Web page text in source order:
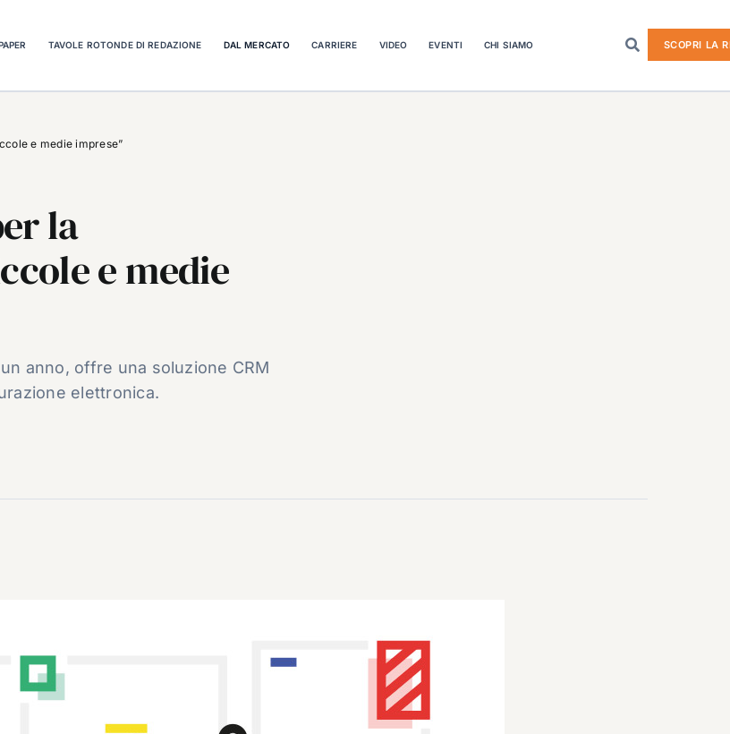
TAVOLE ROTONDE DI REDAZIONE DAL MERCATO CARRIERE VIDEO EVENTI CHI SIAMO SCOPRI LA
e medie imprese”
la
e medie
anno, offre una soluzione CRM
elettronica.